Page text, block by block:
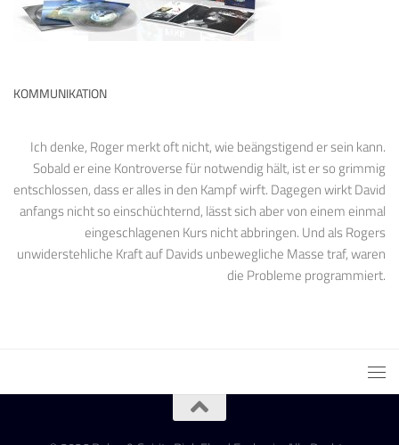
KOMMUNIKATION
Ich denke, Roger merkt oft nicht, wie beängstigend er sein kann.
Sobald er eine Kontroverse für notwendig hält, ist er so grimmig
entschlossen, dass er alles in den Kampf wirft. Dagegen wirkt David
anfangs nicht so einschüchternd, lässt sich aber von einem einmal
eingeschlagenen Kurs nicht abbringen. Und als Rogers
unwiderstehliche Kraft auf Davids unbewegliche Masse traf, waren
die Probleme programmiert.